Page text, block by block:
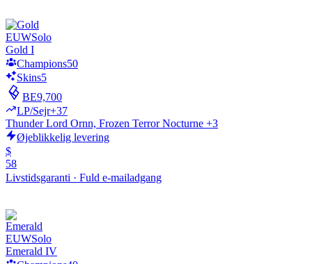
EUWSolo
Gold I
Champions50
Skins5
BE9,700
LP/Sejr+37
Thunder Lord Ornn, Frozen Terror Nocturne +3
Øjeblikkelig levering
$
58
Livstidsgaranti · Fuld e-mailadgang
EUWSolo
Emerald IV